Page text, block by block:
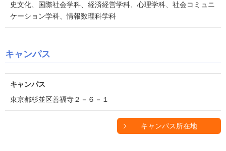
史文化、国際社会学科、経済経営学科、心理学科、社会コミュニ
ケーション学科、情報数理科学科
キャンパス
キャンパス
東京都杉並区善福寺２－６－１
キャンパス所在地